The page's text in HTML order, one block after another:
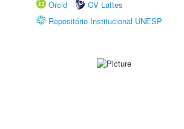
Orcid
CV Lattes
Repositório Institucional UNESP